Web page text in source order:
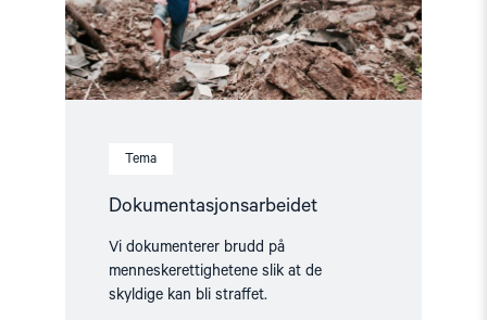
Tema
Dokumentasjonsarbeidet
Vi dokumenterer brudd på
menneskerettighetene slik at de
skyldige kan bli straffet.